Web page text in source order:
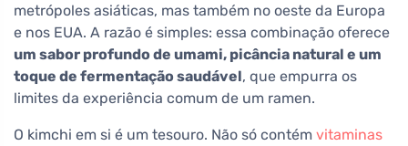
metrópoles asiáticas, mas também no oeste da Europa
e nos EUA. A razão é simples: essa combinação oferece
um sabor profundo de umami, picância natural e um
toque de fermentação saudável, que empurra os
limites da experiência comum de um ramen.
O kimchi em si é um tesouro. Não só contém vitaminas